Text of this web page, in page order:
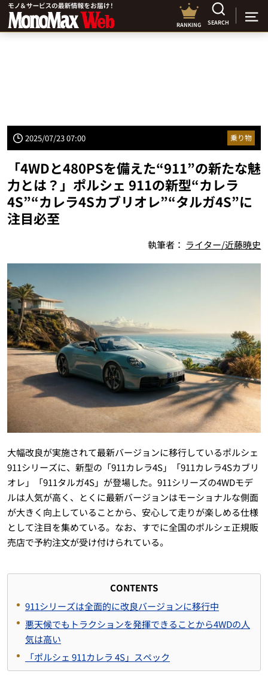
RANKING SEARCH
2025/07/23 07:00 乗り物
「4WDと480PSを備えた“911”の新たな魅
力とは？」ポルシェ 911の新型“カレラ
4S”“カレラ4Sカブリオレ”“タルガ4S”に
注目必至
執筆者： ライター/近藤暁史
大幅改良が実施されて最新バージョンに移行しているポルシェ
911シリーズに、新型の「911カレラ4S」「911カレラ4Sカブリ
オレ」「911タルガ4S」が登場した。911シリーズの4WDモデ
ルは人気が高く、とくに最新バージョンはモーショナルな側面
が大きく向上していることから、安心して走りが楽しめる仕様
として注目を集めている。なお、すでに全国のポルシェ正規販
売店で予約注文が受け付けられている。
CONTENTS
911シリーズは全面的に改良バージョンに移行中
悪天候でもトラクションを発揮できることから4WDの人
気は高い
「ポルシェ 911カレラ 4S」スペック